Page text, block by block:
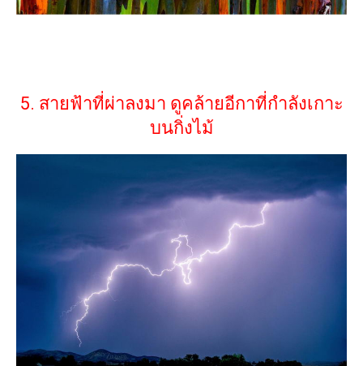
5. สายฟ้าที่ผ่าลงมา ดูคล้ายอีกาที่กำลังเกาะ
บนกิ่งไม้